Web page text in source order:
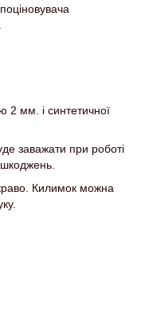
2 мм. і синтетичної
заважати при роботі
Килимок можна